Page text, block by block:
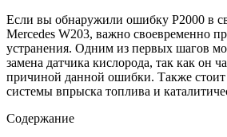
Если вы обнаружили ошибку P2000 в
Mercedes W203, важно своевременно
устранения. Одним из первых шагов
замена датчика кислорода, так как он
причиной данной ошибки. Также стоит
системы впрыска топлива и
Содержание